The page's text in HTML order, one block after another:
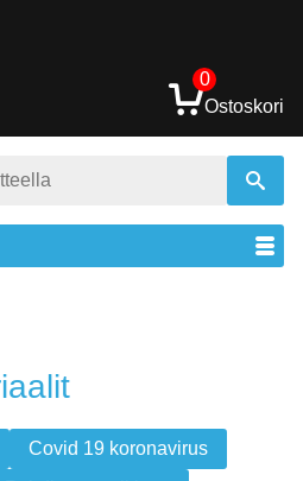
0
Ostoskori
Covid 19 koronavirus